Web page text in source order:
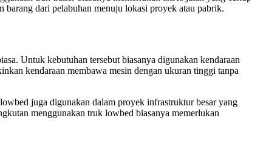
barang dari pelabuhan menuju lokasi proyek atau pabrik.
Untuk kebutuhan tersebut biasanya digunakan kendaraan
kendaraan membawa mesin dengan ukuran tinggi tanpa
juga digunakan dalam proyek infrastruktur besar yang
menggunakan truk lowbed biasanya memerlukan